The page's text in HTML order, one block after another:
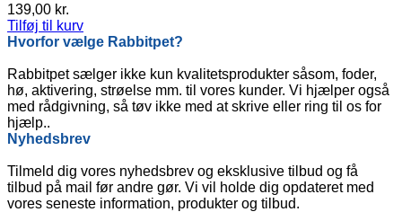
139,00 kr.
Tilføj til kurv
Hvorfor vælge Rabbitpet?
Rabbitpet sælger ikke kun kvalitetsprodukter såsom, foder,
hø, aktivering, strøelse mm. til vores kunder. Vi hjælper også
med rådgivning, så tøv ikke med at skrive eller ring til os for
hjælp..
Nyhedsbrev
Tilmeld dig vores nyhedsbrev og eksklusive tilbud og få
tilbud på mail før andre gør. Vi vil holde dig opdateret med
vores seneste information, produkter og tilbud.